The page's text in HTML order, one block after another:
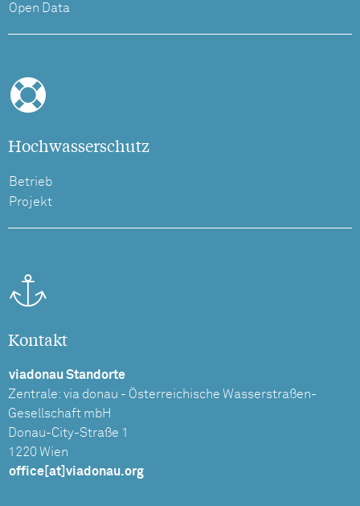
Open Data
Hochwasserschutz
Betrieb
Projekt
Kontakt
viadonau Standorte
Zentrale: via donau - Österreichische Wasserstraßen-
Gesellschaft mbH
Donau-City-Straße 1
1220 Wien
office[at]viadonau.org